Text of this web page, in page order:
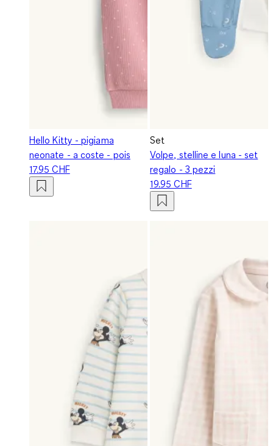
Hello Kitty - pigiama
neonate - a coste - pois
17.95 CHF
Set
Volpe, stelline e luna - set
regalo - 3 pezzi
19.95 CHF